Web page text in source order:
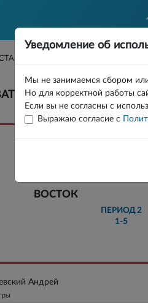
Уведомление об
Мы не занимаемся сбором
Но для корректной работы
Если вы не согласны с
Выражаю согласие с
ЛИГИ
ВОСТОК
ПЕРИОД2
1-5
Андрей